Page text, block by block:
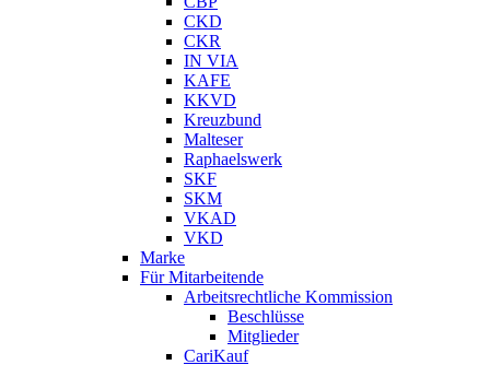
CKD
CKR
IN VIA
KAFE
KKVD
Kreuzbund
Malteser
Raphaelswerk
SKF
SKM
VKAD
VKD
Marke
Für Mitarbeitende
Arbeitsrechtliche Kommission
Beschlüsse
Mitglieder
CariKauf